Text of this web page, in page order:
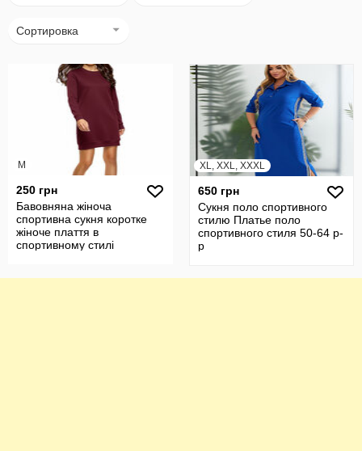
Сортировка
M
250 грн
Бавовняна жіноча
спортивна сукня коротке
жіноче плаття в
спортивному стилі
XL, XXL, XXXL
650 грн
Сукня поло спортивного
стилю Платье поло
спортивного стиля 50-64 р-
р